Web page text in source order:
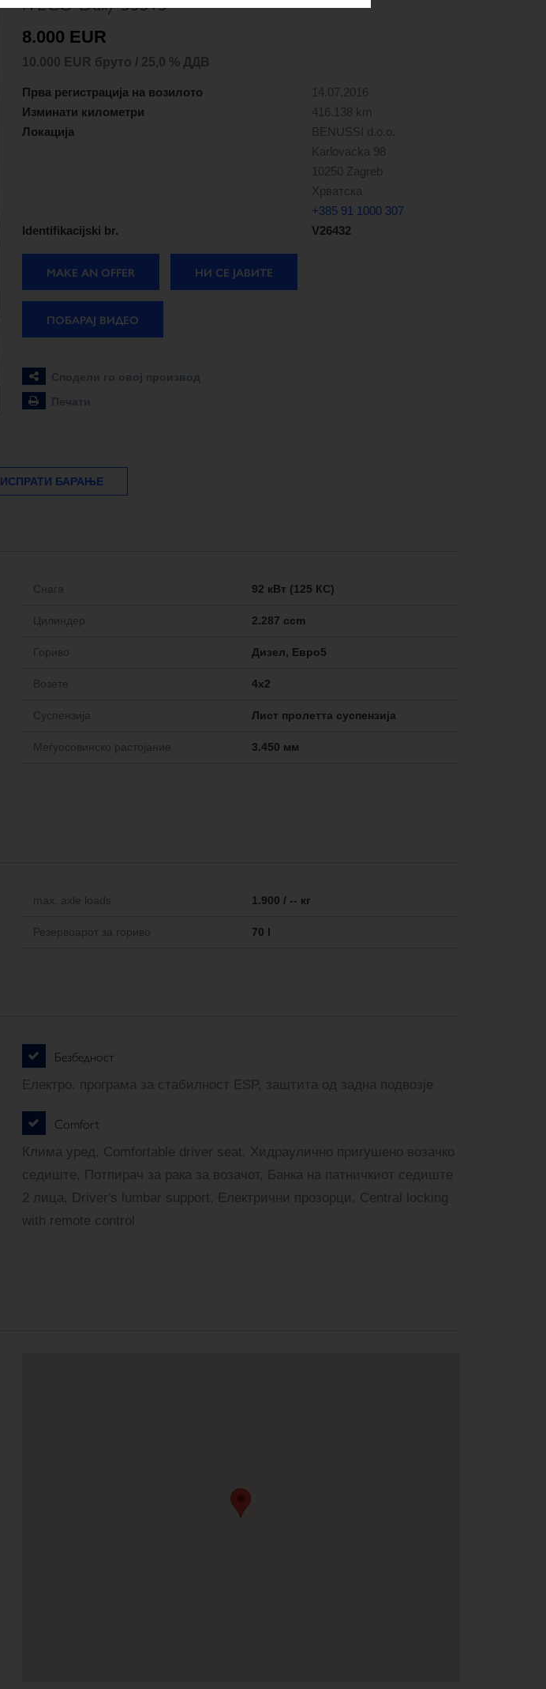
8.000 EUR
10.000 EUR бруто / 25,0 % ДДВ
Прва регистрација на возилото
14.07.2016
Изминати километри
416.138 km
Локација
BENUSSI d.o.o.
Karlovacka 98
10250 Zagreb
Хрватска
+385 91 1000 307
Identifikacijski br.
V26432
MAKE AN OFFER НИ СЕ ЈАВИТЕ
ПОБАРАЈ ВИДЕО
Сподели го овој производ
Печати
ИСПРАТИ БАРАЊЕ
Снага 92 кВт (125 КС)
Цилиндер 2.287 ccm
Гориво Дизел, Евро5
Возете 4x2
Cуспензија Лист пролетта суспензија
Меѓуосовинско растојание 3.450 мм
max. axle loads 1.900 / -- кг
Резервоарот за гориво 70 l
Безбедност
Електро. програма за стабилност ESP, заштита од задна подвозје
Comfort
Клима уред, Comfortable driver seat, Хидраулично пригушено возачко
седиште, Потпирач за рака за возачот, Банка на патничкиот седиште
2 лица, Driver's lumbar support, Електрични прозорци, Central locking
with remote control